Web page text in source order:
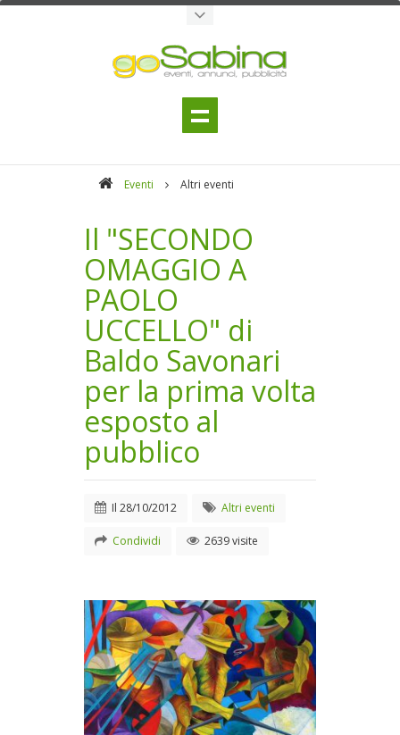
Eventi Altri eventi
Il "SECONDO
OMAGGIO A
PAOLO
UCCELLO" di
Baldo Savonari
per la prima volta
esposto al
pubblico
Il 28/10/2012 Altri eventi
Condividi 2639 visite